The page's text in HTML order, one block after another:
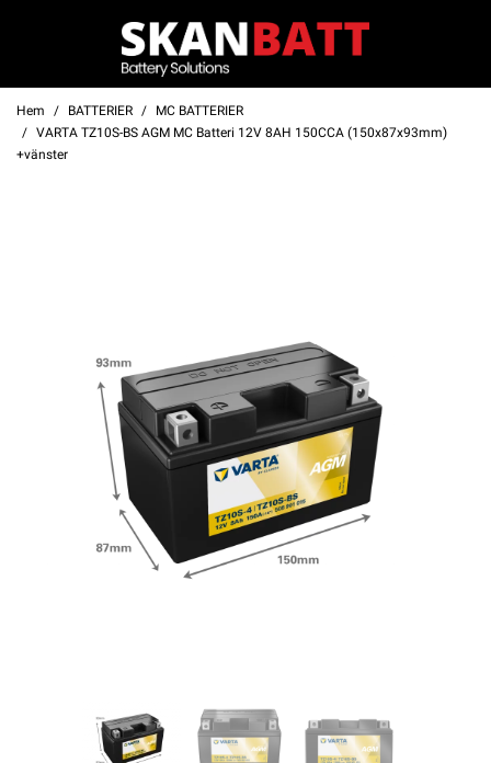
Hem BATTERIER
MC BATTERIER
VARTA TZ10S-BS AGM MC Batteri 12V 8AH 150CCA (150x87x93mm)
+vänster